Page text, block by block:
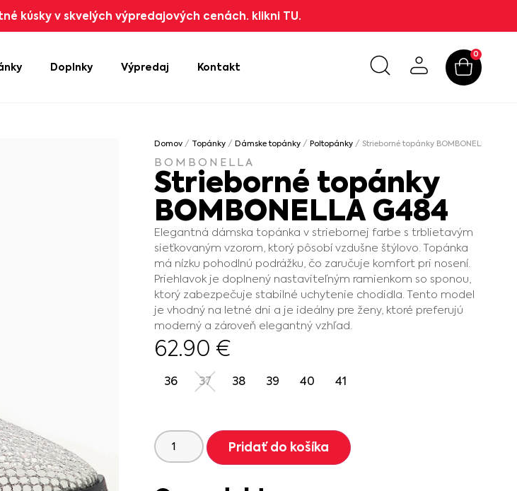
kúsky v skvelých výpredajových cenách. klikni TU.
Doplnky Výpredaj Kontakt
0
Domov / Topánky /Dámske topánky /Poltopánky / Strieborné topánky BOMBONELLA G484
BOMBONELLA
Strieborné topánky
BOMBONELLA G484
Elegantná dámska topánka v striebornej farbe s trblietavým
sieťkovaným vzorom, ktorý pôsobí vzdušne štýlovo. Topánka
má nízku pohodlnú podrážku, čo zaručuje komfort pri nosení.
Priehlavok je doplnený nastaviteľným ramienkom so sponou,
ktorý zabezpečuje stabilné uchytenie chodidla. Tento model
je vhodný na letné dni a je ideálny pre ženy, ktoré preferujú
moderný a zároveň elegantný vzhľad.
62.90€
36 37 38 39 40 41
Pridať do košíka